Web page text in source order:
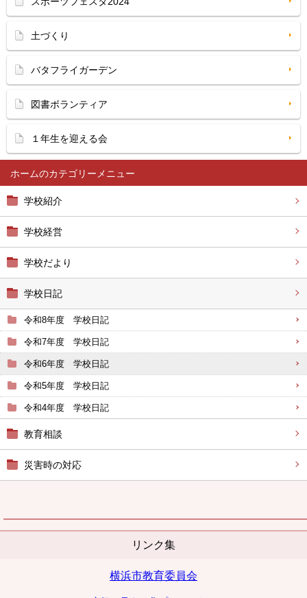
ホーム
学校紹介
学校経営
学校だより
学校日記
令和8年度 学校日記
令和7年度 学校日記
令和6年度 学校日記
令和5年度 学校日記
令和4年度 学校日記
教育相談
災害時の対応
リンク集
横浜市教育委員会
土づくり
バタフライガーデン
図書ボランティア
１年生を迎える会